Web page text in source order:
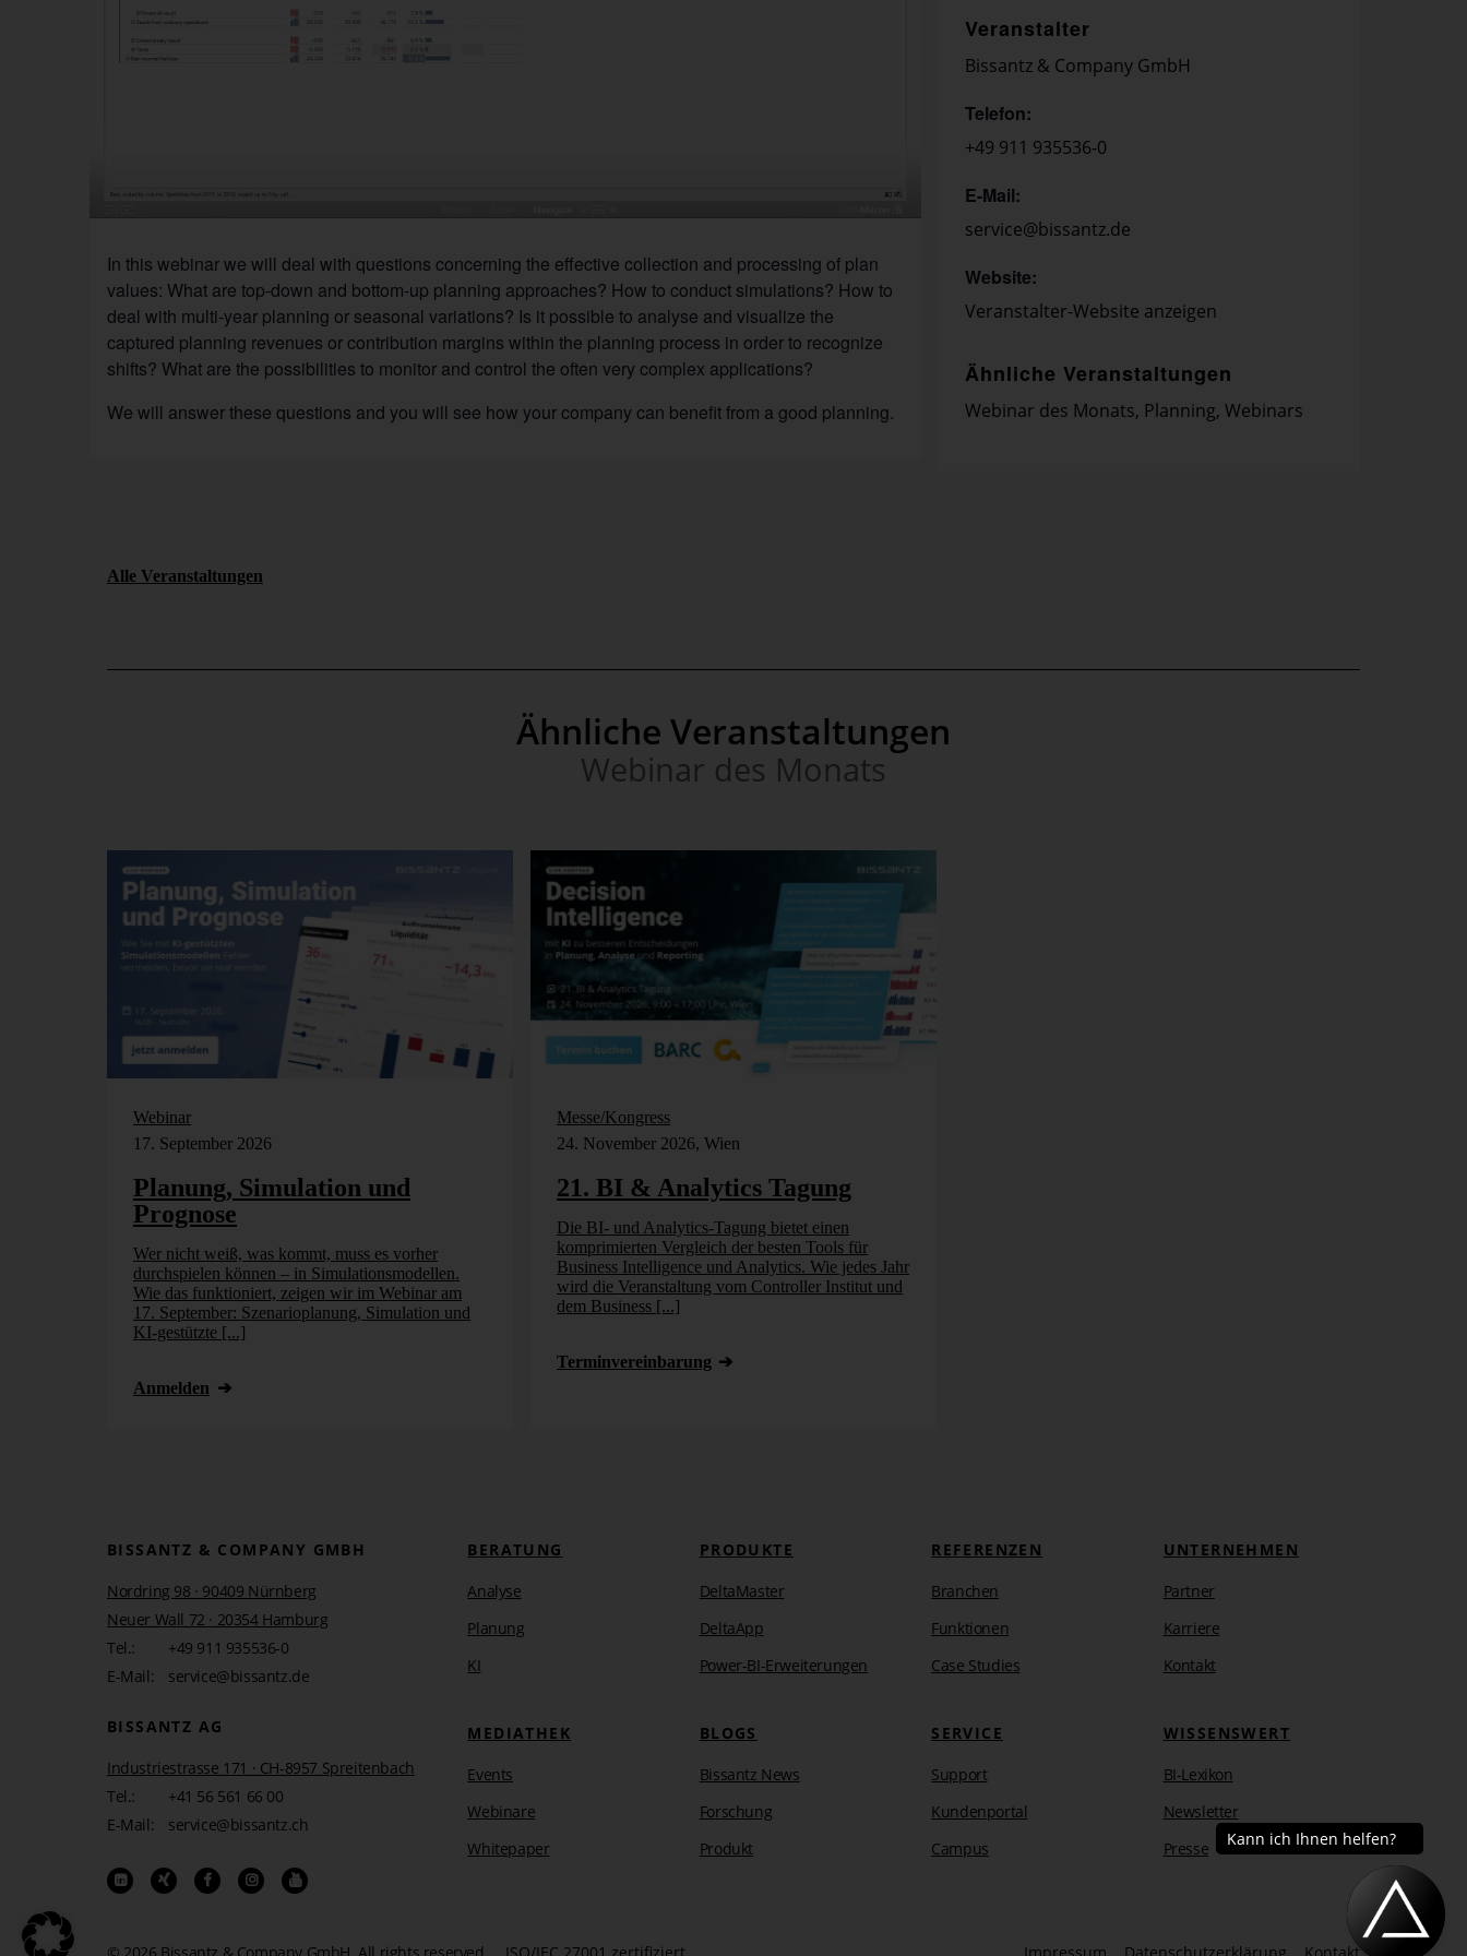
In this webinar we will deal with questions concerning the effective collection and processing of plan
values: What are top-down and bottom-up planning ap­proaches? How to conduct simulations? How to
deal with multi-year planning or seasonal variations? Is it possible to analyse and visualize the
captured planning revenues or contribution margins within the planning process in order to recognize
shifts? What are the pos­si­bil­ities to monitor and control the often very complex applications?
We will answer these questions and you will see how your company can benefit from a good planning.
Veranstalter
Bissantz & Company GmbH
Telefon:
+49 911 935536-0
E-Mail:
service@bissantz.de
Website:
Veranstalter-Website anzeigen
Ähnliche Veranstaltungen
Webinar des Monats, Planning,Webinars
Alle Veranstaltungen
Ähnliche Veranstaltungen
Webinar des Monats
Webinar
17. September 2026
Planung, Simulation und
Prognose
Wer nicht weiß, was kommt, muss es vorher
durchspielen können – in Simulationsmodellen.
Wie das funktioniert, zeigen wir im Webinar am
17. September: Szenarioplanung, Simulation und
KI-gestützte [...]
Anmelden
Messe/Kongress
24. November 2026, Wien
21. BI & Analytics Tagung
Die BI- und Analytics-Tagung bietet einen
komprimierten Vergleich der besten Tools für
Business Intelligence und Analytics. Wie jedes Jahr
wird die Veranstaltung vom Controller Institut und
dem Business [...]
Termin­vereinbarung
BISSANTZ & COMPANY GMBH
Nordring 98 · 90409 Nürnberg
Neuer Wall 72 · 20354 Hamburg
Tel.:
+49 911 935536-0
E-Mail:
service@bissantz.de
BISSANTZ AG
Industriestrasse 171 · CH-8957 Spreitenbach
Tel.:
+41 56 561 66 00
E-Mail:
service@bissantz.ch
BERATUNG
Analyse
Planung
KI
MEDIATHEK
Events
Webinare
Whitepaper
PRODUKTE
DeltaMaster
DeltaApp
Power-BI-Erweiterungen
BLOGS
Bissantz News
Forschung
Produkt
REFERENZEN
Branchen
Funktionen
Case Studies
SERVICE
Support
Kundenportal
Campus
UNTERNEHMEN
Partner
Karriere
Kontakt
WISSENSWERT
BI-Lexikon
Newsletter
Presse